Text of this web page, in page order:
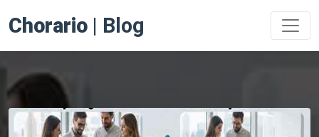
Chorario | Blog